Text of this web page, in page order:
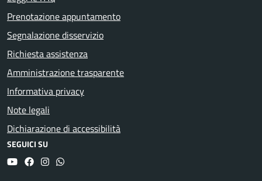
Prenotazione appuntamento
Segnalazione disservizio
Richiesta assistenza
Amministrazione trasparente
Informativa privacy
Note legali
Dichiarazione di accessibilità
SEGUICI SU
YouTubeFacebookInstagram
Whatsapp